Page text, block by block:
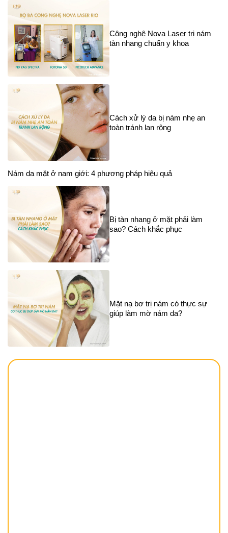
Công nghệ Nova Laser trị nám
tàn nhang chuẩn y khoa
Cách xử lý da bị nám nhẹ an
toàn tránh lan rộng
Nám da mặt ở nam giới: 4 phương pháp hiệu quả
Bị tàn nhang ở mặt phải làm
sao? Cách khắc phục
Mặt nạ bơ trị nám có thực sự
giúp làm mờ nám da?